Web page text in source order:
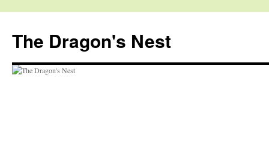
The Dragon's Nest